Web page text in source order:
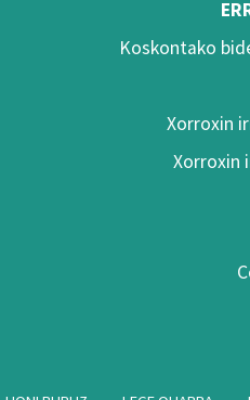
Koskontako
Xorroxin
Xorroxin